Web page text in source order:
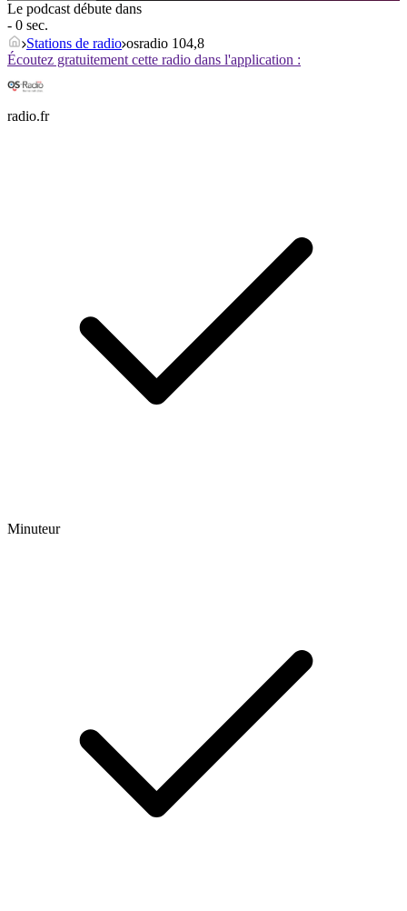
Le podcast débute dans
- 0 sec.
Stations de radio osradio 104,8
Écoutez gratuitement cette radio dans l'application :
radio.fr
Minuteur